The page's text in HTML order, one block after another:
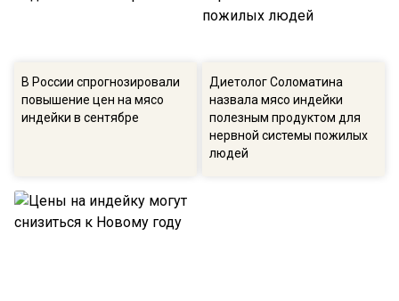
В России спрогнозировали
повышение цен на мясо
индейки в сентябре
Диетолог Соломатина
назвала мясо индейки
полезным продуктом для
нервной системы пожилых
людей